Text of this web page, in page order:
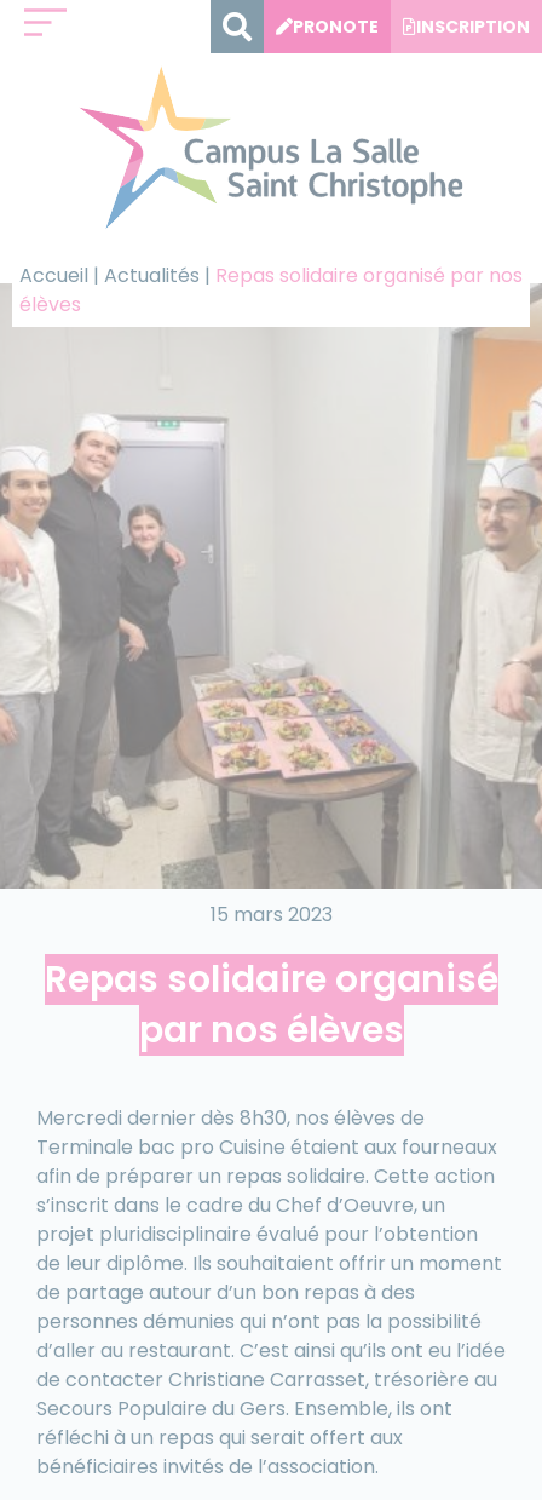
PRONOTE INSCRIPTION
Accueil | Actualités | Repas solidaire organisé par nos
élèves
15 mars 2023
Repas solidaire organisé
par nos élèves
Mercredi dernier dès 8h30, nos élèves de
Terminale bac pro Cuisine étaient aux fourneaux
afin de préparer un repas solidaire. Cette action
s’inscrit dans le cadre du Chef d’Oeuvre, un
projet pluridisciplinaire évalué pour l’obtention
de leur diplôme. Ils souhaitaient offrir un moment
de partage autour d’un bon repas à des
personnes démunies qui n’ont pas la possibilité
d’aller au restaurant. C’est ainsi qu’ils ont eu l’idée
de contacter Christiane Carrasset, trésorière au
Secours Populaire du Gers. Ensemble, ils ont
réfléchi à un repas qui serait offert aux
bénéficiaires invités de l’association.
Panneau de gestion des cookies